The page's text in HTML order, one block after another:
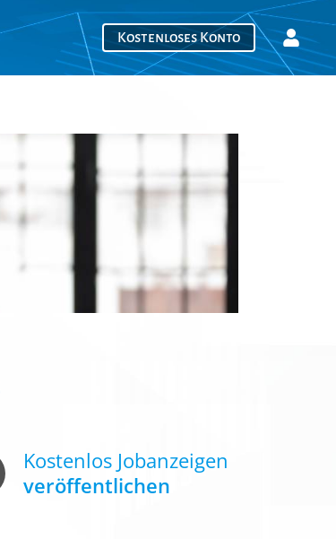
Kostenloses Konto
Kostenlos Job­anzeigen
veröffentlichen